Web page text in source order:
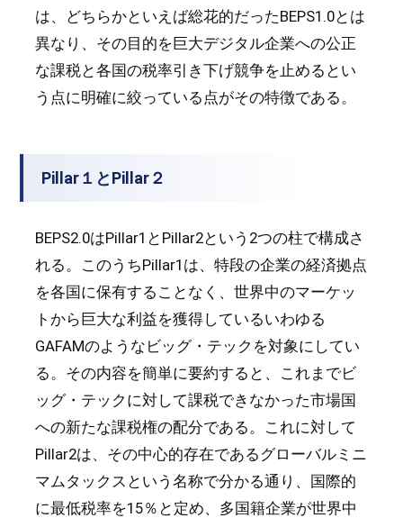
は、どちらかといえば総花的だったBEPS1.0とは
異なり、その目的を巨大デジタル企業への公正
な課税と各国の税率引き下げ競争を止めるとい
う点に明確に絞っている点がその特徴である。
Pillar１とPillar２
BEPS2.0はPillar1とPillar2という2つの柱で構成さ
れる。このうちPillar1は、特段の企業の経済拠点
を各国に保有することなく、世界中のマーケッ
トから巨大な利益を獲得しているいわゆる
GAFAMのようなビッグ・テックを対象にしてい
る。その内容を簡単に要約すると、これまでビ
ッグ・テックに対して課税できなかった市場国
への新たな課税権の配分である。これに対して
Pillar2は、その中心的存在であるグローバルミニ
マムタックスという名称で分かる通り、国際的
に最低税率を15％と定め、多国籍企業が世界中